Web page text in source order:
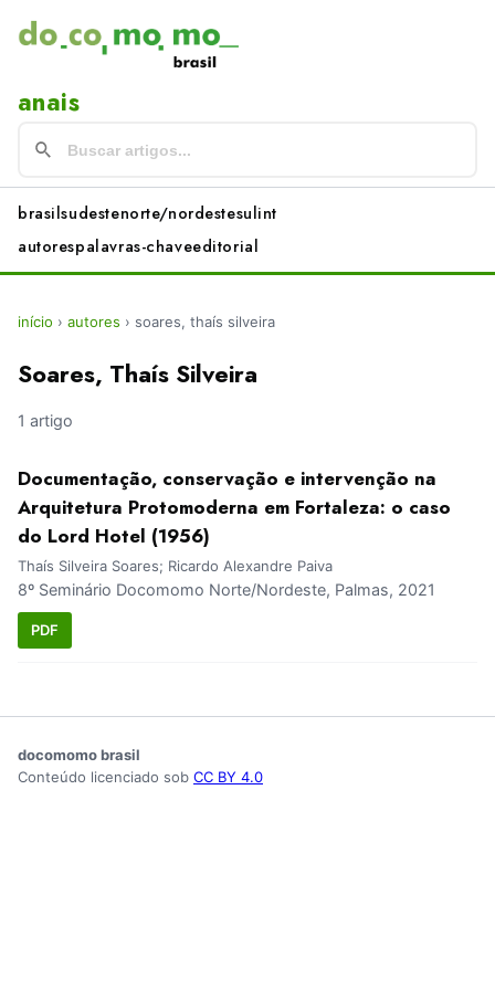
anais
brasilsudestenorte/nordestesulint
autorespalavras-chaveeditorial
início › autores › soares, thaís silveira
Soares, Thaís Silveira
1 artigo
Documentação, conservação e intervenção na
Arquitetura Protomoderna em Fortaleza: o caso
do Lord Hotel (1956)
Thaís Silveira Soares; Ricardo Alexandre Paiva
8º Seminário Docomomo Norte/Nordeste, Palmas, 2021
PDF
docomomo brasil
Conteúdo licenciado sob CC BY 4.0